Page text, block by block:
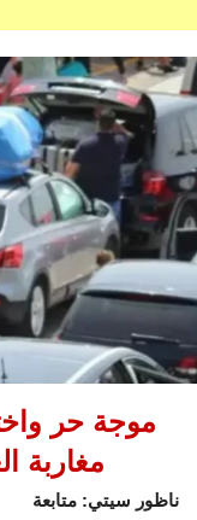
موجة حر
مغاربة
ناظور سيتي: متابعة